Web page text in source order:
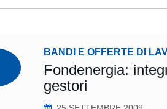
BANDI E OFFERTE DI
Fondenergia:
gestori